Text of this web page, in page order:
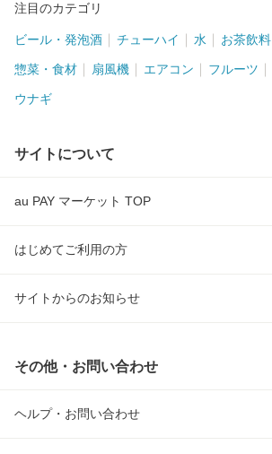
注目のカテゴリ
ビール・発泡酒 チューハイ 水 お茶飲料
惣菜・食材 扇風機 エアコン フルーツ
ウナギ
サイトについて
au PAY マーケット TOP
はじめてご利用の方
サイトからのお知らせ
その他・お問い合わせ
ヘルプ・お問い合わせ